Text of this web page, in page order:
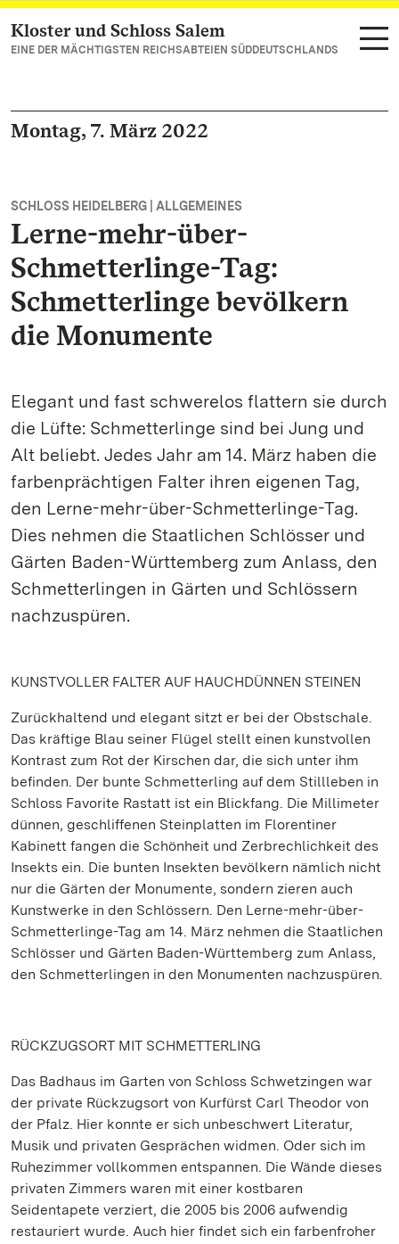
Zum Hauptinhalt springen
Kloster und Schloss Salem
EINE DER MÄCHTIGSTEN REICHSABTEIEN SÜDDEUTSCHLANDS
Montag, 7. März 2022
SCHLOSS HEIDELBERG | ALLGEMEINES
Lerne-mehr-über-
Schmetterlinge-Tag:
Schmetterlinge bevölkern
die Monumente
Elegant und fast schwerelos flattern sie durch
die Lüfte: Schmetterlinge sind bei Jung und
Alt beliebt. Jedes Jahr am 14. März haben die
farbenprächtigen Falter ihren eigenen Tag,
den Lerne-mehr-über-Schmetterlinge-Tag.
Dies nehmen die Staatlichen Schlösser und
Gärten Baden-Württemberg zum Anlass, den
Schmetterlingen in Gärten und Schlössern
nachzuspüren.
KUNSTVOLLER FALTER AUF HAUCHDÜNNEN STEINEN
Zurückhaltend und elegant sitzt er bei der Obstschale.
Das kräftige Blau seiner Flügel stellt einen kunstvollen
Kontrast zum Rot der Kirschen dar, die sich unter ihm
befinden. Der bunte Schmetterling auf dem Stillleben in
Schloss Favorite Rastatt ist ein Blickfang. Die Millimeter
dünnen, geschliffenen Steinplatten im Florentiner
Kabinett fangen die Schönheit und Zerbrechlichkeit des
Insekts ein. Die bunten Insekten bevölkern nämlich nicht
nur die Gärten der Monumente, sondern zieren auch
Kunstwerke in den Schlössern. Den Lerne-mehr-über-
Schmetterlinge-Tag am 14. März nehmen die Staatlichen
Schlösser und Gärten Baden-Württemberg zum Anlass,
den Schmetterlingen in den Monumenten nachzuspüren.
RÜCKZUGSORT MIT SCHMETTERLING
Das Badhaus im Garten von Schloss Schwetzingen war
der private Rückzugsort von Kurfürst Carl Theodor von
der Pfalz. Hier konnte er sich unbeschwert Literatur,
Musik und privaten Gesprächen widmen. Oder sich im
Ruhezimmer vollkommen entspannen. Die Wände dieses
privaten Zimmers waren mit einer kostbaren
Seidentapete verziert, die 2005 bis 2006 aufwendig
restauriert wurde. Auch hier findet sich ein farbenfroher